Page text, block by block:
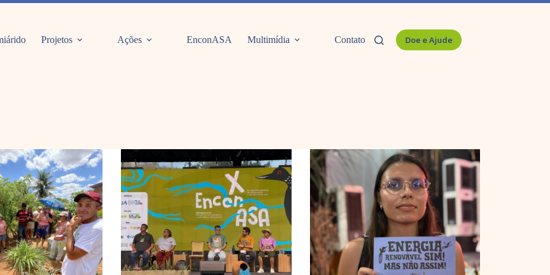
Projetos Ações EnconASA Multimídia Contato Doe e Ajude